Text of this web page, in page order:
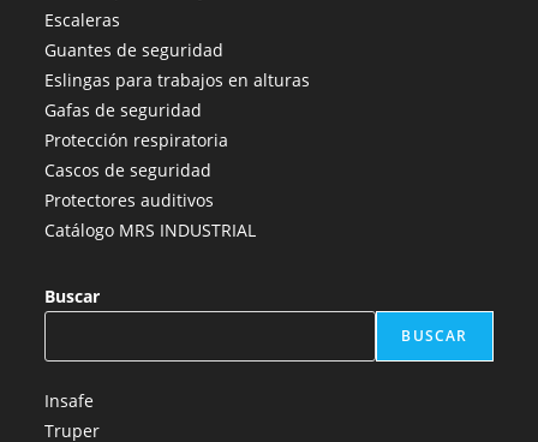
nueva
pestaña
una
pestaña
una
nueva
pestaña
Escaleras
Guantes de seguridad
Eslingas para trabajos en alturas
Gafas de seguridad
Protección respiratoria
Cascos de seguridad
Protectores auditivos
Catálogo MRS INDUSTRIAL
Buscar
BUSCAR
Insafe
Truper